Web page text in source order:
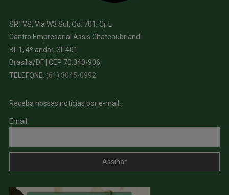
SRTVS, Via W3 Sul, Qd. 701, Cj. L
Centro Empresarial Assis Chateaubriand
Bl. 1, 4º andar, Sl. 401
Brasília/DF | CEP 70.340-906
TELEFONE: (61) 3045-0992
Receba nossas notícias por e-mail:
Email